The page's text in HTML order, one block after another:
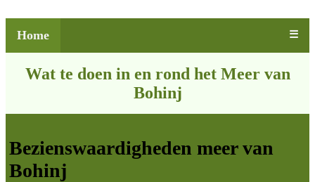
Home ☰
Wat te doen in en rond het Meer van
Bohinj
Bezienswaardigheden meer van
Bohinj